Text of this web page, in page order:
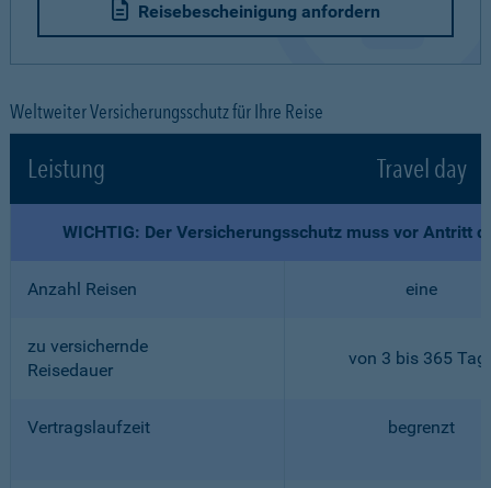
Reisebescheinigung anfordern
Weltweiter Versicherungsschutz für Ihre Reise
Leistung Travel day
WICHTIG: Der Versicherungsschutz muss vor Antritt
Anzahl Reisen eine
zu versichernde
Reisedauer
von 3 bis 365
Vertragslaufzeit begrenzt